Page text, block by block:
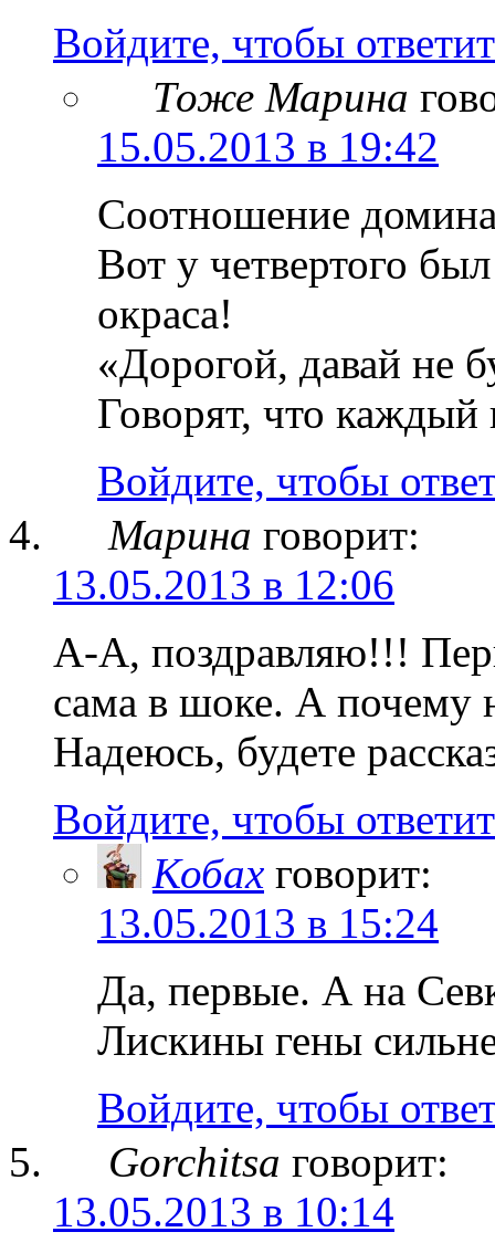
Войдите, чтобы
Тоже Марина
15.05.2013 в 19:42
Соотношение
Вот у четвертого
окраса!
«Дорогой, давай не
Говорят, что
Войдите, чтобы
Марина говорит:
13.05.2013 в 12:06
А-А, поздравляю!!!
сама в шоке. А почему
Надеюсь, будете
Войдите, чтобы
Кобах говорит:
13.05.2013 в 15:24
Да, первые. А на
Лискины гены
Войдите, чтобы
Gorchitsa говорит:
13.05.2013 в 10:14